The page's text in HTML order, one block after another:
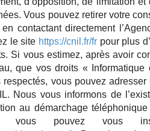
Vous pouvez retirer votre
en contactant directement
le site https://cnil.fr/frpour plus
Si vous estimez, après avoir
que vos droits « Informatique
respectés, vous pouvez adresser
Nous vous informons de
au démarchage
vous pouvez vous